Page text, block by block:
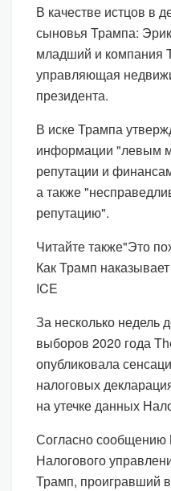
В качестве истцов в
сыновья Трампа:
младший и компания
управляющая
президента.
В иске Трампа
информации "левым
репутации и
а также
репутацию".
Читайте также"Это
Как Трамп
ICE
За несколько недель
выборов 2020 года
опубликовала
налоговых
на утечке данных
Согласно сообщению
Налогового
Трамп, проигравший